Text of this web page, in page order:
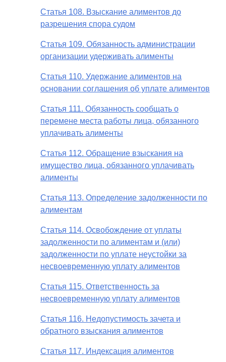
Статья 108. Взыскание алиментов до
разрешения спора судом
Статья 109. Обязанность администрации
организации удерживать алименты
Статья 110. Удержание алиментов на
основании соглашения об уплате алиментов
Статья 111. Обязанность сообщать о
перемене места работы лица, обязанного
уплачивать алименты
Статья 112. Обращение взыскания на
имущество лица, обязанного уплачивать
алименты
Статья 113. Определение задолженности по
алиментам
Статья 114. Освобождение от уплаты
задолженности по алиментам и (или)
задолженности по уплате неустойки за
несвоевременную уплату алиментов
Статья 115. Ответственность за
несвоевременную уплату алиментов
Статья 116. Недопустимость зачета и
обратного взыскания алиментов
Статья 117. Индексация алиментов